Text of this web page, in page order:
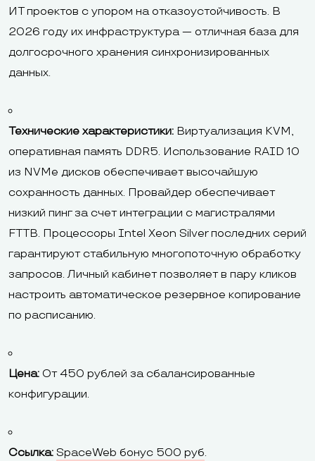
ИТ проектов с упором на отказоустойчивость. В
2026 году их инфраструктура — отличная база для
долгосрочного хранения синхронизированных
данных.
Технические характеристики: Виртуализация KVM,
оперативная память DDR5. Использование RAID 10
из NVMe дисков обеспечивает высочайшую
сохранность данных. Провайдер обеспечивает
низкий пинг за счет интеграции с магистралями
FTTB. Процессоры Intel Xeon Silver последних серий
гарантируют стабильную многопоточную обработку
запросов. Личный кабинет позволяет в пару кликов
настроить автоматическое резервное копирование
по расписанию.
Цена: От 450 рублей за сбалансированные
конфигурации.
Ссылка: SpaceWeb бонус 500 руб.